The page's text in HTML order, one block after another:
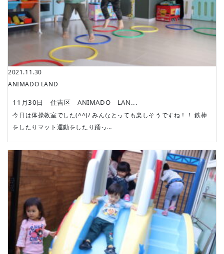
2021.11.30
ANIMADO LAND
11月30日 住吉区 ANIMADO LAN...
今日は体操教室でした(^^)/ みんなとっても楽しそうですね！！ 鉄棒
をしたりマット運動をしたり踊っ…